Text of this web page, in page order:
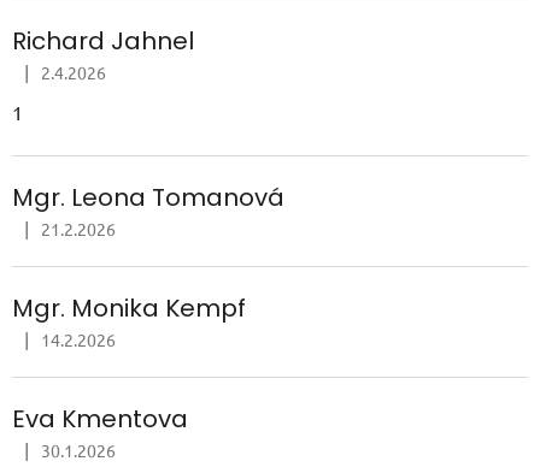
n
o
c
í
Richard Jahnel
Hodnocení obchodu je 5 z 5 hvězdiček.
| 2.4.2026
1
Mgr. Leona Tomanová
Hodnocení obchodu je 5 z 5 hvězdiček.
| 21.2.2026
Mgr. Monika Kempf
Hodnocení obchodu je 5 z 5 hvězdiček.
| 14.2.2026
Eva Kmentova
Hodnocení obchodu je 5 z 5 hvězdiček.
| 30.1.2026